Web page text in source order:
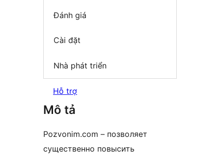
Đánh giá
Cài đặt
Nhà phát triển
Hỗ trợ
Mô tả
Pozvonim.com – позволяет
существенно повысить